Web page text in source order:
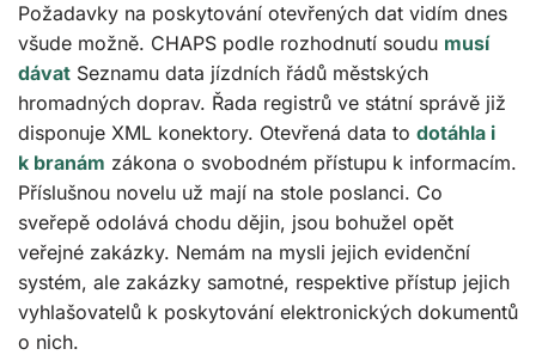
Požadavky na poskytování otevřených dat vidím dnes
všude možně. CHAPS podle rozhodnutí soudu musí
dávat Seznamu data jízdních řádů městských
hromadných doprav. Řada registrů ve státní správě již
disponuje XML konektory. Otevřená data to dotáhla i
k branám zákona o svobodném přístupu k informacím.
Příslušnou novelu už mají na stole poslanci. Co
sveřepě odolává chodu dějin, jsou bohužel opět
veřejné zakázky. Nemám na mysli jejich evidenční
systém, ale zakázky samotné, respektive přístup jejich
vyhlašovatelů k poskytování elektronických dokumentů
o nich.